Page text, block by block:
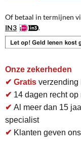
Of betaal in termijnen
IN3
.
Onze zekerheden
✔ Gratis verzending
✔ 14 dagen recht op
✔ Al meer dan 15
specialist
✔ Klanten geven